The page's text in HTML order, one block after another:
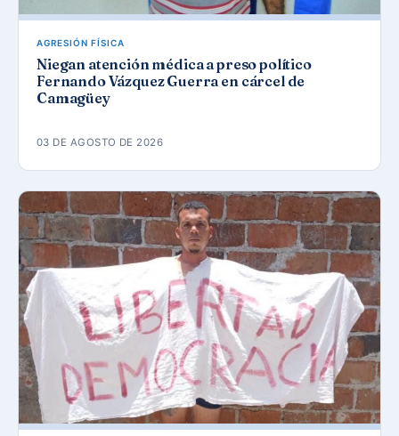
AGRESIÓN FÍSICA
Niegan atención médica a preso político
Fernando Vázquez Guerra en cárcel de
Camagüey
03 DE AGOSTO DE 2026